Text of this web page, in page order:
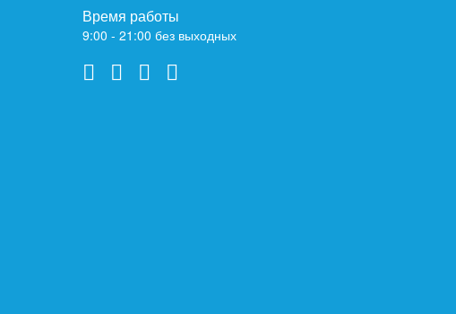
Время работы
9:00 - 21:00 без выходных